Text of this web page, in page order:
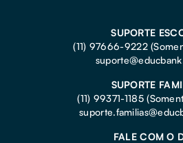
SUPORTE
(11) 97666-9222
SUPORTE
(11) 99371-1185
FALE COM O